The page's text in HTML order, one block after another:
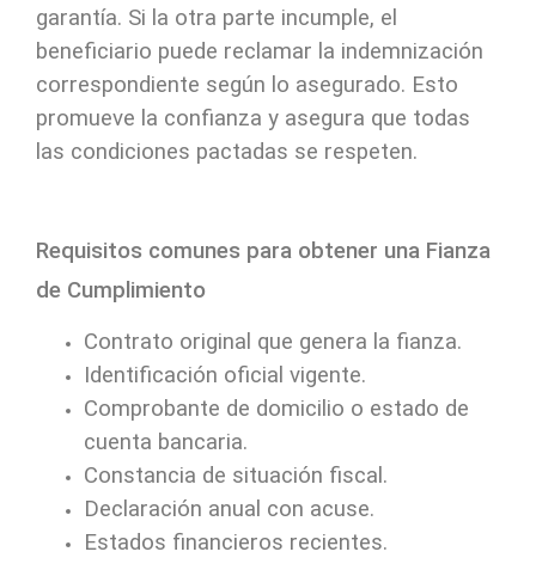
garantía. Si la otra parte incumple, el
beneficiario puede reclamar la indemnización
correspondiente según lo asegurado. Esto
promueve la confianza y asegura que todas
las condiciones pactadas se respeten.
Requisitos comunes para obtener una Fianza
de Cumplimiento
Contrato original que genera la fianza.
Identificación oficial vigente.
Comprobante de domicilio o estado de
cuenta bancaria.
Constancia de situación fiscal.
Declaración anual con acuse.
Estados financieros recientes.